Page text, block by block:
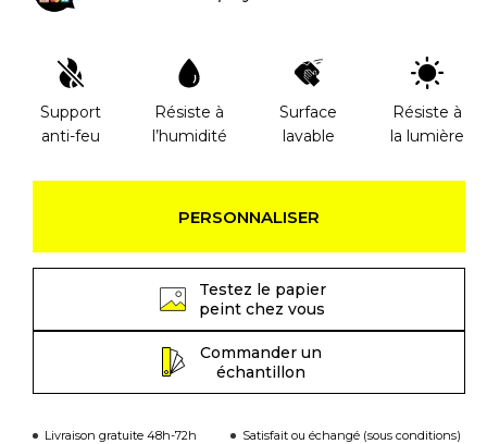
Support
anti-feu
Résiste à
l’humidité
Surface
lavable
Résiste à
la lumière
PERSONNALISER
Testez le papier
peint chez vous
Commander un
échantillon
Livraison gratuite 48h-72h
Satisfait ou échangé (sous conditions)